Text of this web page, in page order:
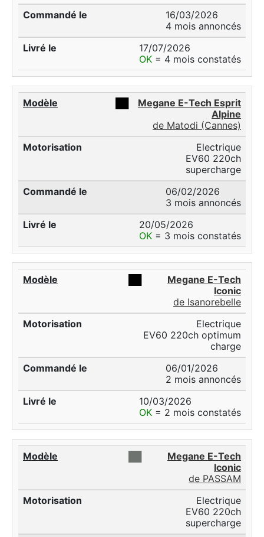
16/03/2026
4 mois annoncés
17/07/2026
OK = 4 mois constatés
Megane E-Tech Esprit
Alpine
de Matodi (Cannes)
Electrique
EV60 220ch
supercharge
06/02/2026
3 mois annoncés
20/05/2026
OK = 3 mois constatés
Megane E-Tech
Iconic
de Isanorebelle
Electrique
EV60 220ch optimum
charge
06/01/2026
2 mois annoncés
10/03/2026
OK = 2 mois constatés
Megane E-Tech
Iconic
de PASSAM
Electrique
EV60 220ch
supercharge